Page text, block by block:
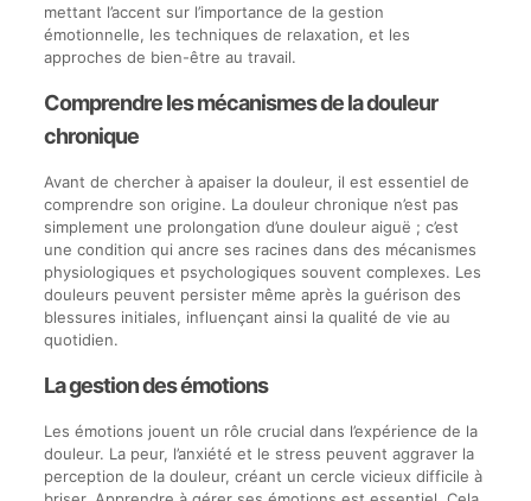
mettant l’accent sur l’importance de la gestion
émotionnelle, les techniques de relaxation, et les
approches de bien-être au travail.
Comprendre les mécanismes de la douleur
chronique
Avant de chercher à apaiser la douleur, il est essentiel de
comprendre son origine. La douleur chronique n’est pas
simplement une prolongation d’une douleur aiguë ; c’est
une condition qui ancre ses racines dans des mécanismes
physiologiques et psychologiques souvent complexes. Les
douleurs peuvent persister même après la guérison des
blessures initiales, influençant ainsi la qualité de vie au
quotidien.
La gestion des émotions
Les émotions jouent un rôle crucial dans l’expérience de la
douleur. La peur, l’anxiété et le stress peuvent aggraver la
perception de la douleur, créant un cercle vicieux difficile à